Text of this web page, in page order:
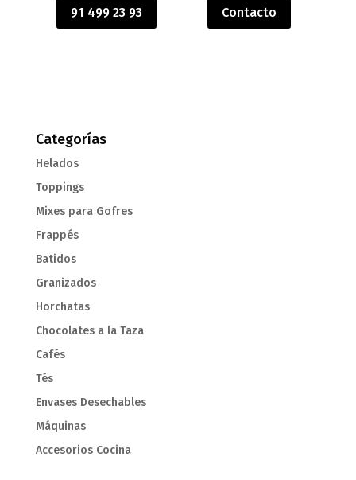
91 499 23 93 Contacto
Categorías
Helados
Toppings
Mixes para Gofres
Frappés
Batidos
Granizados
Horchatas
Chocolates a la Taza
Cafés
Tés
Envases Desechables
Máquinas
Accesorios Cocina